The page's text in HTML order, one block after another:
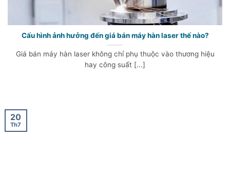
Cấu hình ảnh hưởng đến giá bán máy hàn laser thế nào?
Giá bán máy hàn laser không chỉ phụ thuộc vào thương hiệu
hay công suất [...]
20
Th7